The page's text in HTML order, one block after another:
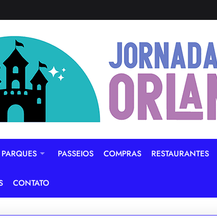
PARQUES PASSEIOS COMPRAS RESTAURANTES
CONTATO